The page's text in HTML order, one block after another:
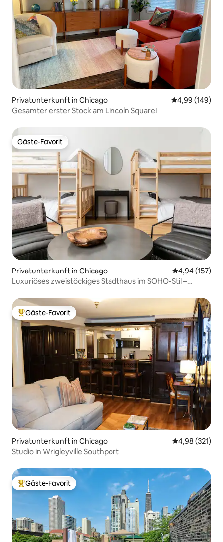
Privatunterkunft in Chicago
4,99 (149)
Gesamter erster Stock am Lincoln Square!
Gäste-Favorit
Gäste-Favorit
Privatunterkunft in Chicago
4,94 (157)
Luxuriöses zweistöckiges Stadthaus im SOHO-Stil –
Beliebter Gäste-Favorit.
Gäste-Favorit
Privatunterkunft in Chicago
4,98 (321)
Studio in Wrigleyville Southport
Beliebter Gäste-Favorit.
Gäste-Favorit